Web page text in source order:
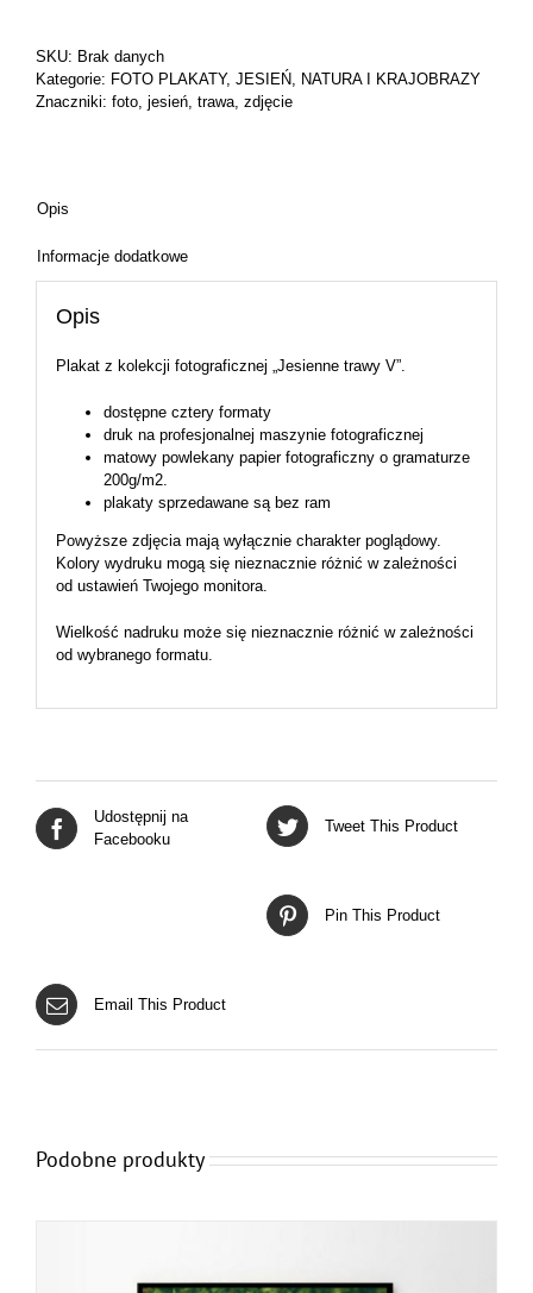
SKU: Brak danych
Kategorie: FOTO PLAKATY, JESIEŃ, NATURA I KRAJOBRAZY
Znaczniki: foto, jesień, trawa, zdjęcie
Opis
Informacje dodatkowe
Opis
Plakat z kolekcji fotograficznej „Jesienne trawy V”.
dostępne cztery formaty
druk na profesjonalnej maszynie fotograficznej
matowy powlekany papier fotograficzny o gramaturze
200g/m2.
plakaty sprzedawane są bez ram
Powyższe zdjęcia mają wyłącznie charakter poglądowy.
Kolory wydruku mogą się nieznacznie różnić w zależności
od ustawień Twojego monitora.
Wielkość nadruku może się nieznacznie różnić w zależności
od wybranego formatu.
Udostępnij na
Facebooku
Tweet This Product
Pin This Product
Email This Product
Podobne produkty